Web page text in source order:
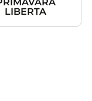
LIBERTA